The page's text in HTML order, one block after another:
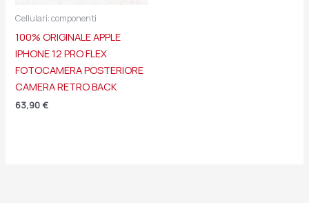
Cellulari: componenti
100% ORIGINALE APPLE
IPHONE 12 PRO FLEX
FOTOCAMERA POSTERIORE
CAMERA RETRO BACK
63,90 €